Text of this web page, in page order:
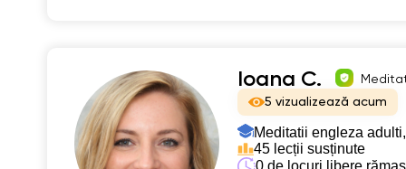
Ioana C.
5 vizualizează acum
Meditatii engleza adulti,
45 lecții susținute
0 de locuri libere